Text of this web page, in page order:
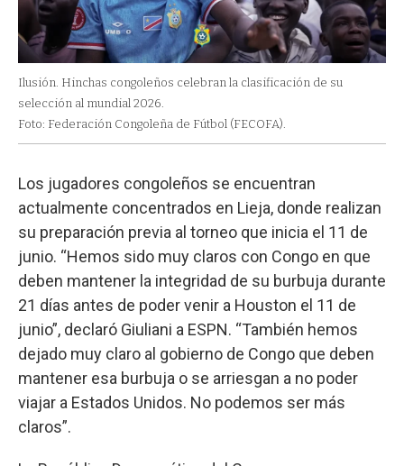
Ilusión. Hinchas congoleños celebran la clasificación de su
selección al mundial 2026.
Foto: Federación Congoleña de Fútbol (FECOFA).
Los jugadores congoleños se encuentran
actualmente concentrados en Lieja, donde realizan
su preparación previa al torneo que inicia el 11 de
junio. “Hemos sido muy claros con Congo en que
deben mantener la integridad de su burbuja durante
21 días antes de poder venir a Houston el 11 de
junio”, declaró Giuliani a ESPN. “También hemos
dejado muy claro al gobierno de Congo que deben
mantener esa burbuja o se arriesgan a no poder
viajar a Estados Unidos. No podemos ser más
claros”.